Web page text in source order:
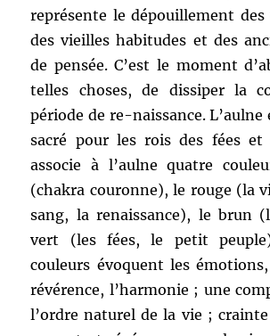
représente le dépouillement
des vieilles habitudes et des
de pensée. C’est le moment
telles choses, de dissiper la
période de re-naissance. L’aulne
sacré pour les rois des fées et
associe à l’aulne quatre
(chakra couronne), le rouge (la
sang, la renaissance), le brun
vert (les fées, le petit
couleurs évoquent les
révérence, l’harmonie ; une
l’ordre naturel de la vie ;